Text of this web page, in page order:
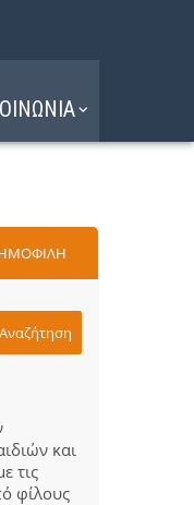
και
τις
φίλους